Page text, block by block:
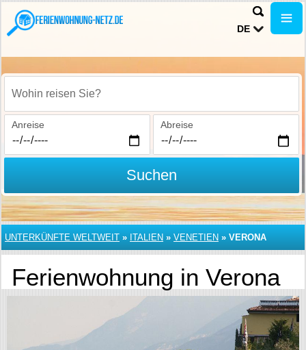
DE
Wohin reisen Sie?
Anreise Abreise
Suchen
UNTERKÜNFTE WELTWEIT » ITALIEN » VENETIEN » VERONA
Ferienwohnung in Verona